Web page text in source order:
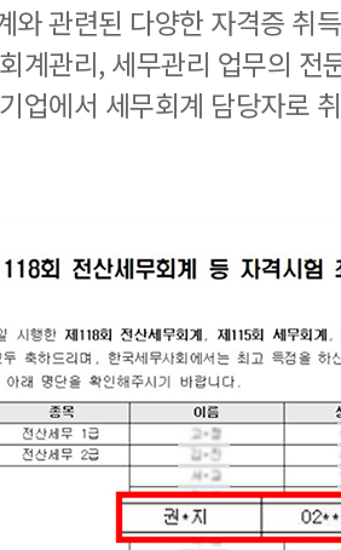
와 관련된 다양한 자격증 취
계관리, 세무관리 업무의 전
업에서 세무회계 담당자로